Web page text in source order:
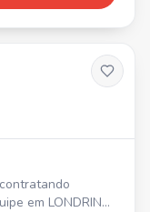
em LONDRINA!